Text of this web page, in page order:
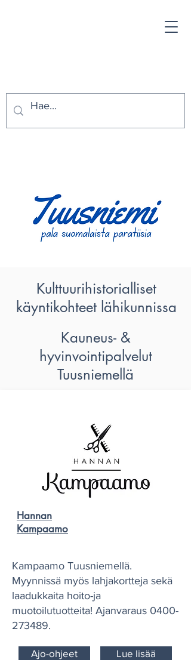
Kulttuurihistorialliset
käyntikohteet lähikunnissa
Kauneus- &
hyvinvointipalvelut
Tuusniemellä
Hannan
Kampaamo
Kampaamo Tuusniemellä.
Myynnissä myös lahjakortteja sekä
laadukkaita hoito-ja
muotoilutuotteita! Ajanvaraus 0400-
273489.
Ajo-ohjeet Lue lisää